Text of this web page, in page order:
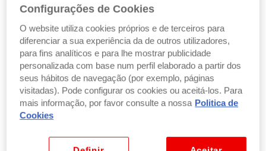
Fundos de investimento
Reforma (PPR e FPR)
Seguros financeiros
Configurações de Cookies
O website utiliza cookies próprios e de terceiros para
diferenciar a sua experiência da de outros utilizadores,
para fins analíticos e para lhe mostrar publicidade
personalizada com base num perfil elaborado a partir dos
seus hábitos de navegação (por exemplo, páginas
visitadas). Pode configurar os cookies ou aceitá-los. Para
mais informação, por favor consulte a nossa Politica de
Cookies